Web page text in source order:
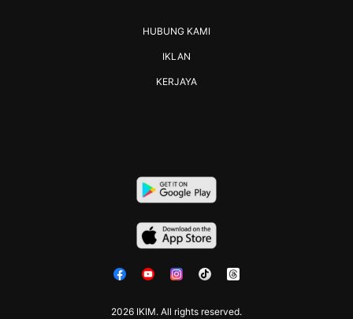
2026 IKIM. All rights reserved.
HUBUNG KAMI
IKLAN
KERJAYA